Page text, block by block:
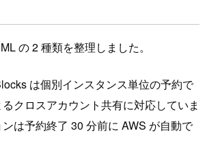
の 2 種類を整理しました。
は個別インスタンス単位の予約で
クロスアカウント共有に対応していま
は予約終了 30 分前に AWS が自動で